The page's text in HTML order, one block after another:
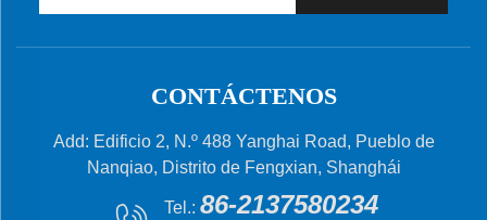
CONTÁCTENOS
Add: Edificio 2, N.º 488 Yanghai Road, Pueblo de
Nanqiao, Distrito de Fengxian, Shanghái
Tel.: 86-2137580234